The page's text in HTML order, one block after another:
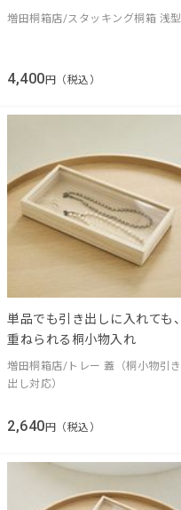
増田桐箱店/スタッキング桐箱 浅型
4,400円（税込）
単品でも引き出しに入れても、
重ねられる桐小物入れ
増田桐箱店/トレー 蓋（桐小物引き
出し対応）
2,640 円（税込）